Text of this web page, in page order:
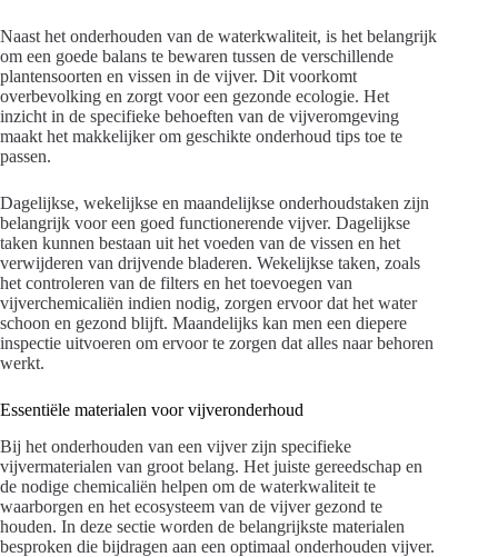
Naast het onderhouden van de waterkwaliteit, is het belangrijk
om een goede balans te bewaren tussen de verschillende
plantensoorten en vissen in de vijver. Dit voorkomt
overbevolking en zorgt voor een gezonde ecologie. Het
inzicht in de specifieke behoeften van de vijveromgeving
maakt het makkelijker om geschikte onderhoud tips toe te
passen.
Dagelijkse, wekelijkse en maandelijkse onderhoudstaken zijn
belangrijk voor een goed functionerende vijver. Dagelijkse
taken kunnen bestaan uit het voeden van de vissen en het
verwijderen van drijvende bladeren. Wekelijkse taken, zoals
het controleren van de filters en het toevoegen van
vijverchemicaliën indien nodig, zorgen ervoor dat het water
schoon en gezond blijft. Maandelijks kan men een diepere
inspectie uitvoeren om ervoor te zorgen dat alles naar behoren
werkt.
Essentiële materialen voor vijveronderhoud
Bij het onderhouden van een vijver zijn specifieke
vijvermaterialen van groot belang. Het juiste gereedschap en
de nodige chemicaliën helpen om de waterkwaliteit te
waarborgen en het ecosysteem van de vijver gezond te
houden. In deze sectie worden de belangrijkste materialen
besproken die bijdragen aan een optimaal onderhouden vijver.